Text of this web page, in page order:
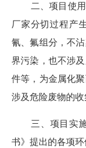
二、项目使
厂家分切过程产
氰、氟组分，不
界污染，也不涉
件等，为金属化
涉及危险废物的收
三、 项目实
书》提出的各项